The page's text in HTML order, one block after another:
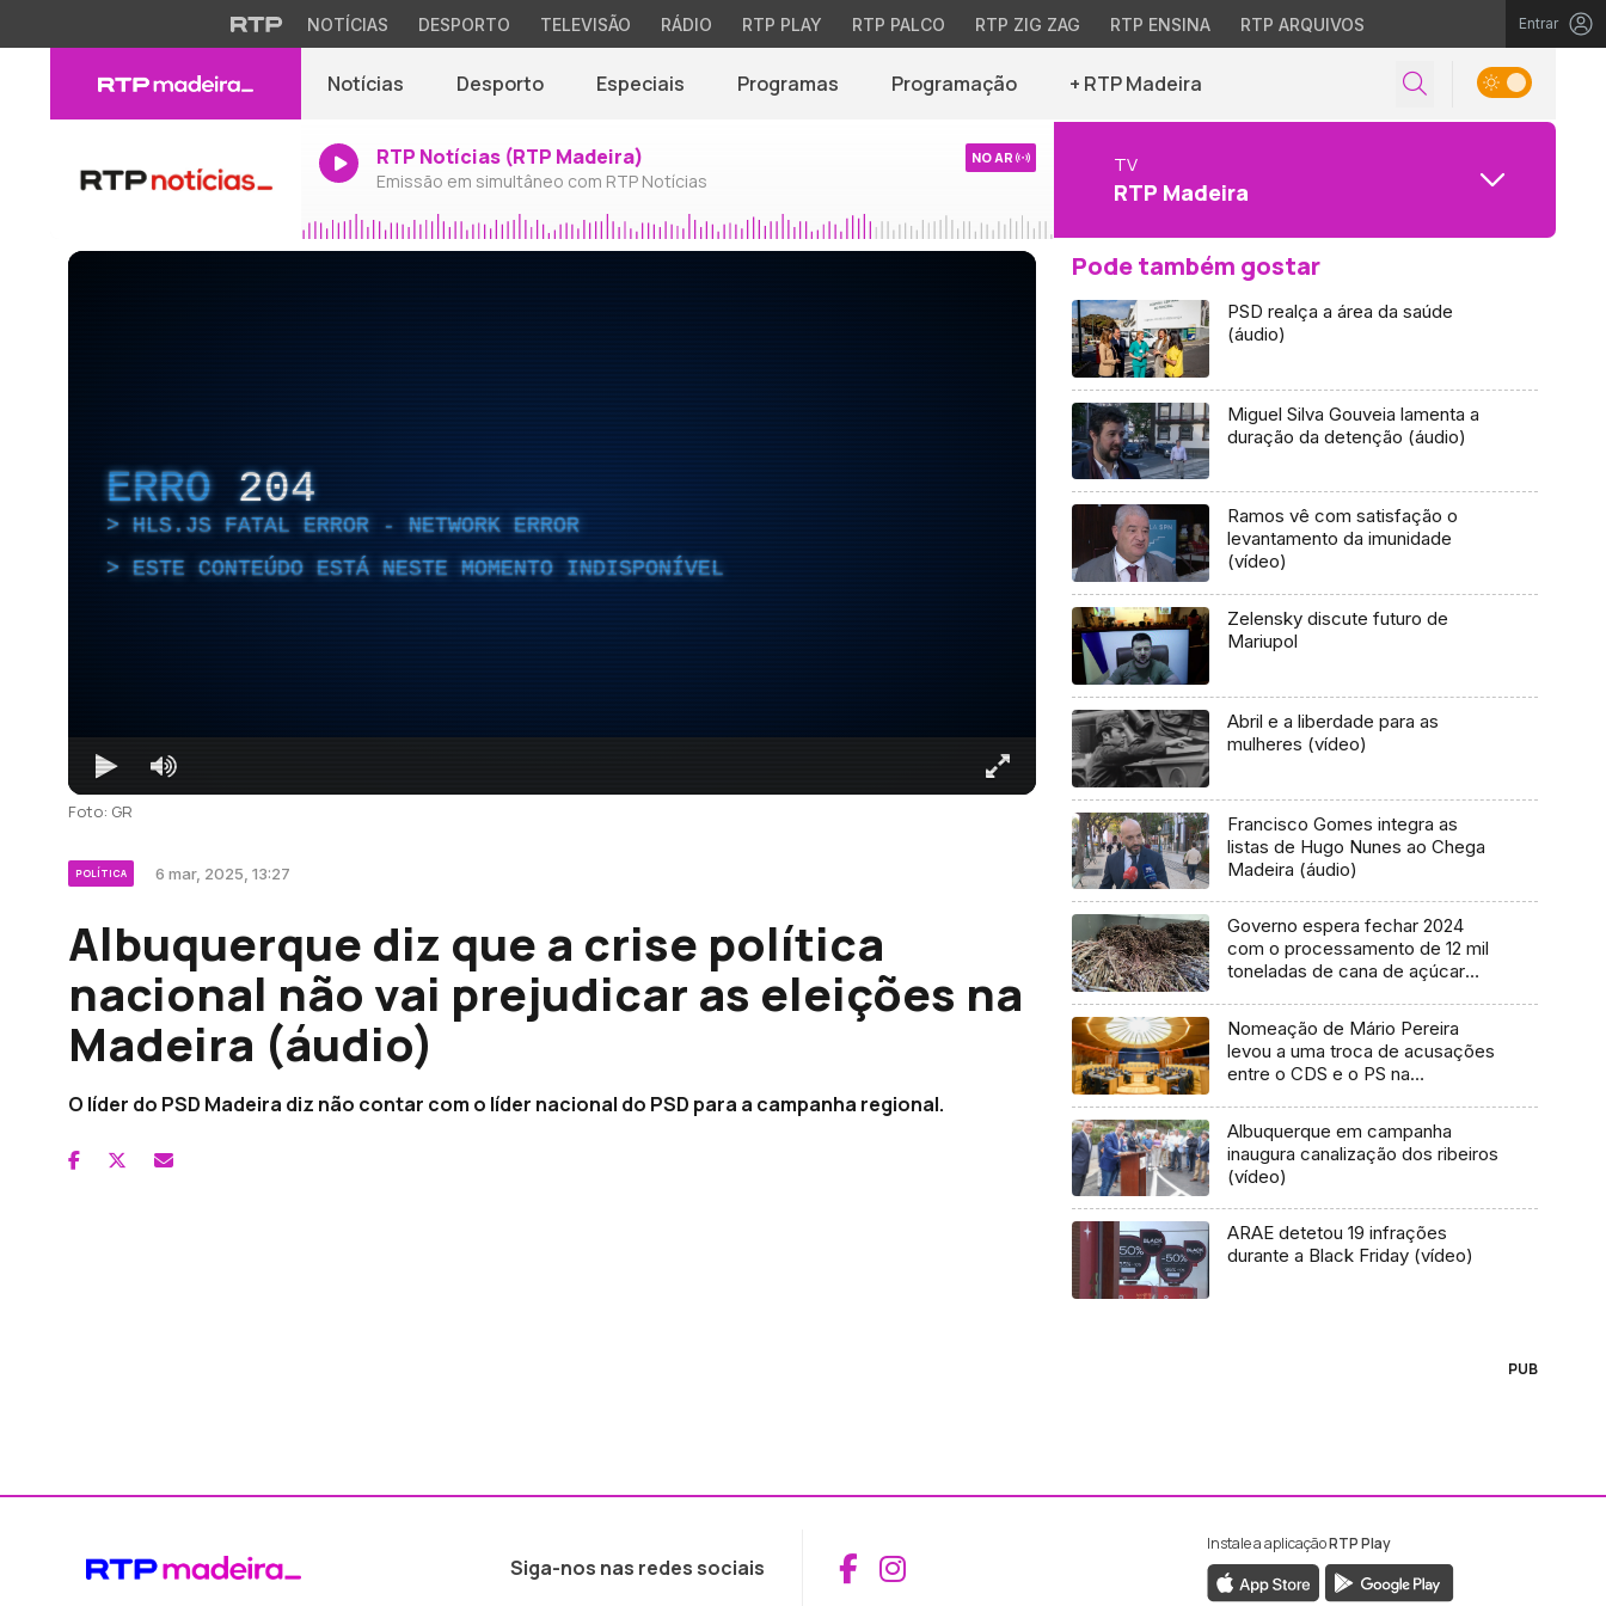
NOTÍCIAS DESPORTO TELEVISÃO RÁDIO RTP PLAY RTP PALCO RTP ZIG ZAG RTP ENSINA RTP ARQUIVOS Entrar
Notícias Desporto Especiais Programas Programação + RTP Madeira
RTP Notícias (RTP Madeira)
Emissão em simultâneo com RTP Notícias
NO AR TV
RTP Madeira
ERRO 204
HLS.JS FATAL ERROR - NETWORK ERROR
ESTE CONTEÚDO ESTÁ NESTE MOMENTO INDISPONÍVEL
Foto: GR
POLÍTICA 6 mar, 2025, 13:27
Albuquerque diz que a crise política
nacional não vai prejudicar as eleições na
Madeira (áudio)
O líder do PSD Madeira diz não contar com o líder nacional do PSD para a campanha regional.
Pode também gostar
PSD realça a área da saúde
(áudio)
Miguel Silva Gouveia lamenta a
duração da detenção (áudio)
Ramos vê com satisfação o
levantamento da imunidade
(vídeo)
Zelensky discute futuro de
Mariupol
Abril e a liberdade para as
mulheres (vídeo)
Francisco Gomes integra as
listas de Hugo Nunes ao Chega
Madeira (áudio)
Governo espera fechar 2024
com o processamento de 12 mil
toneladas de cana de açúcar
Nomeação de Mário Pereira
levou a uma troca de acusações
entre o CDS e o PS na
Albuquerque em campanha
inaugura canalização dos ribeiros
(vídeo)
ARAE detetou 19 infrações
durante a Black Friday (vídeo)
PUB
Siga-nos nas redes sociais Aceder ao Facebook da RTP Madeira
Aceder ao Instagram da RTP Madeira
Instale a aplicaçãoRTP Play